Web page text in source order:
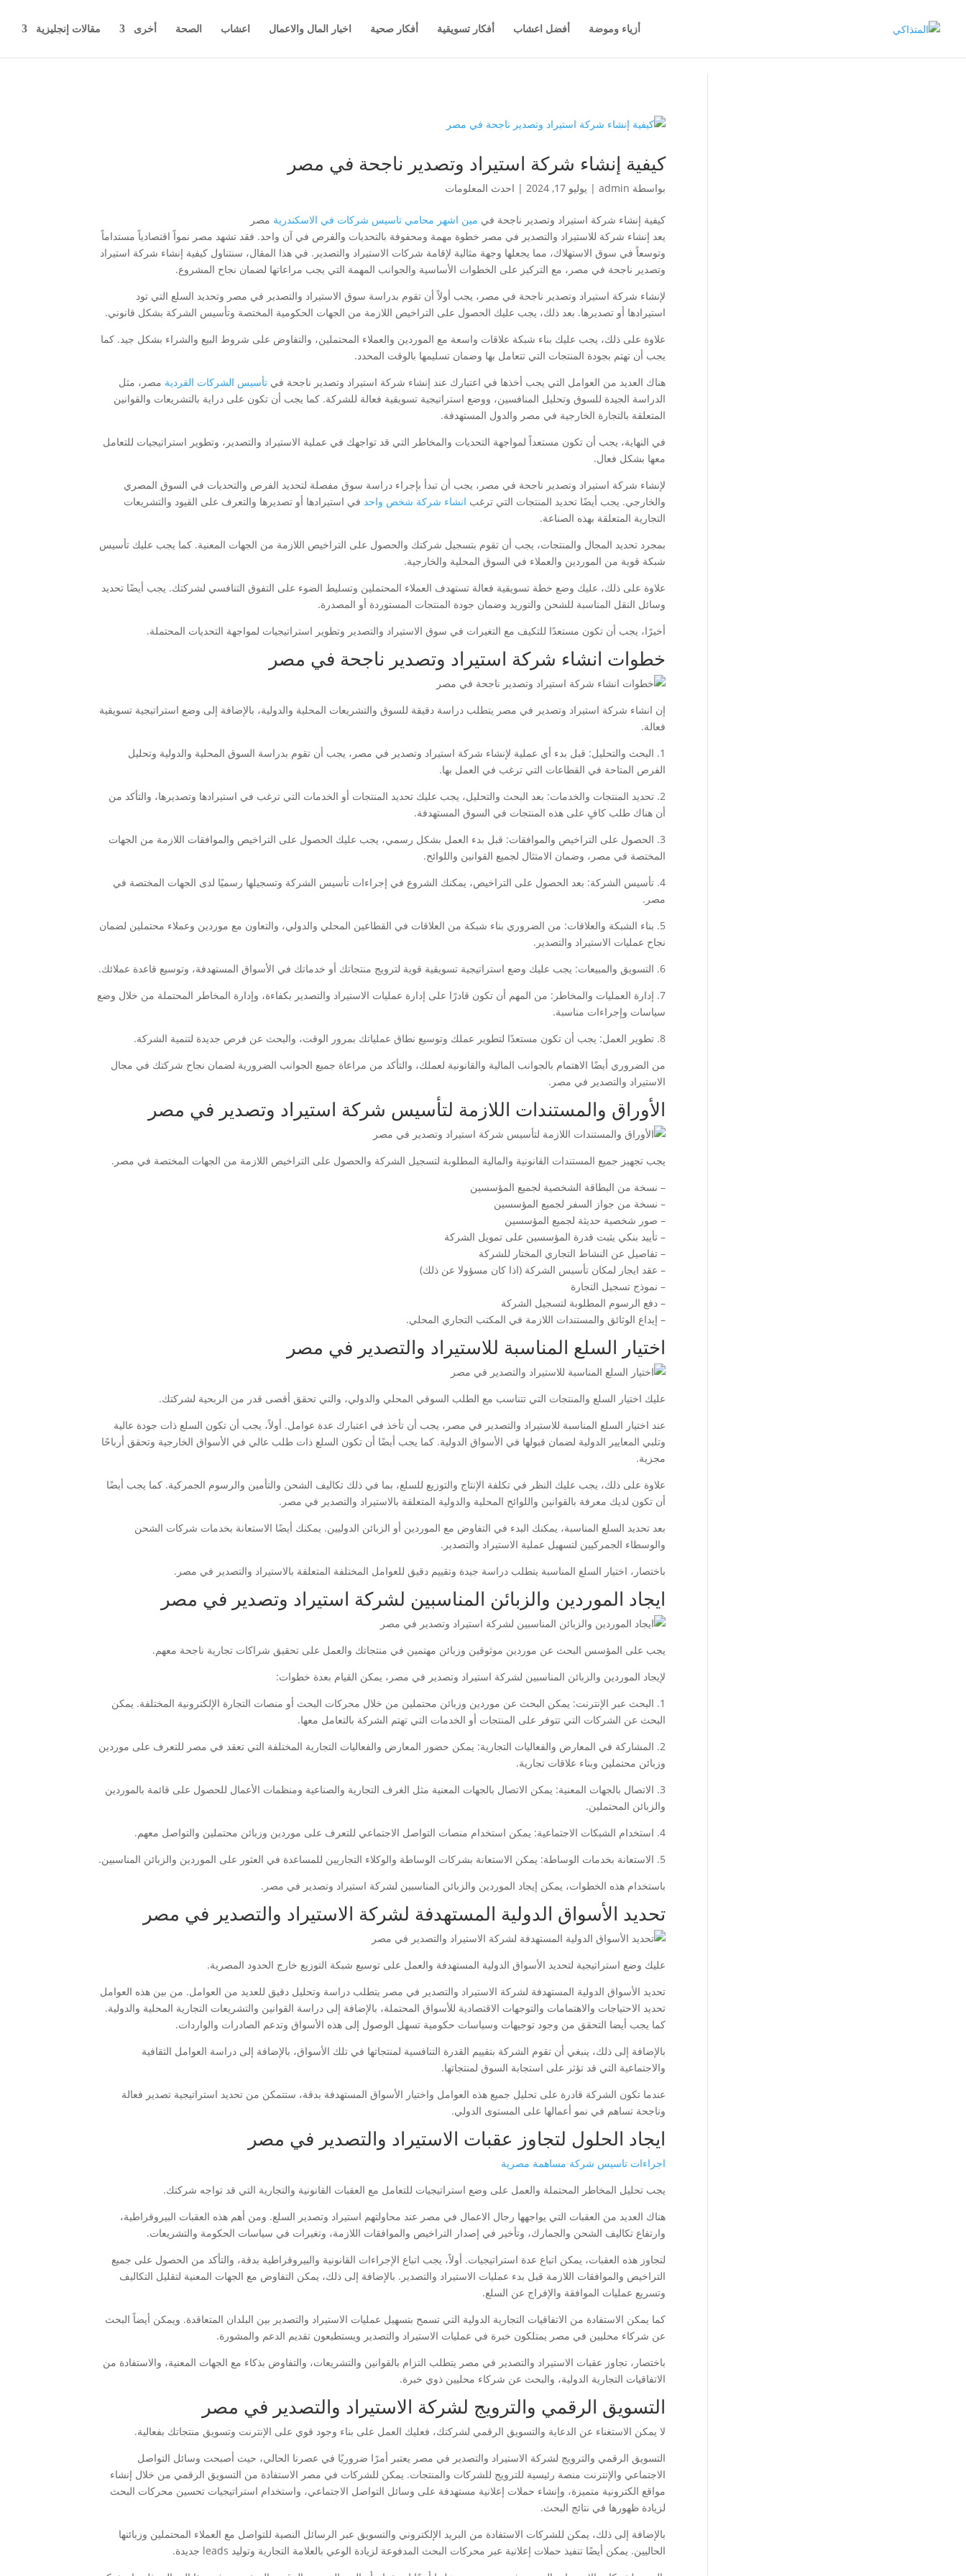
أزياء وموضة أفضل اعشاب أفكار تسويقية أفكار صحية اخبار المال والاعمال اعشاب الصحة أخرى مقالات إنجليزية
كيفية إنشاء شركة استيراد وتصدير ناجحة في مصر
بواسطة admin
| يوليو 17, 2024 | احدث المعلومات
كيفية إنشاء شركة استيراد وتصدير ناجحة في مين اشهر محامي تاسيس شركات في الاسكندرية مصر
يعد إنشاء شركة للاستيراد والتصدير في مصر خطوة مهمة ومحفوفة بالتحديات والفرص في آن واحد. فقد تشهد مصر نمواً اقتصادياً مستداماً
وتوسعاً في سوق الاستهلاك، مما يجعلها وجهة مثالية لإقامة شركات الاستيراد والتصدير. في هذا المقال، سنتناول كيفية إنشاء شركة استيراد
وتصدير ناجحة في مصر، مع التركيز على الخطوات الأساسية والجوانب المهمة التي يجب مراعاتها لضمان نجاح المشروع.
لإنشاء شركة استيراد وتصدير ناجحة في مصر، يجب أولاً أن تقوم بدراسة سوق الاستيراد والتصدير في مصر وتحديد السلع التي تود
استيرادها أو تصديرها. بعد ذلك، يجب عليك الحصول على التراخيص اللازمة من الجهات الحكومية المختصة وتأسيس الشركة بشكل قانوني.
علاوة على ذلك، يجب عليك بناء شبكة علاقات واسعة مع الموردين والعملاء المحتملين، والتفاوض على شروط البيع والشراء بشكل جيد. كما
يجب أن تهتم بجودة المنتجات التي تتعامل بها وضمان تسليمها بالوقت المحدد.
هناك العديد من العوامل التي يجب أخذها في اعتبارك عند إنشاء شركة استيراد وتصدير ناجحة في تأسيس الشركات الفردية مصر، مثل
الدراسة الجيدة للسوق وتحليل المنافسين، ووضع استراتيجية تسويقية فعالة للشركة. كما يجب أن تكون على دراية بالتشريعات والقوانين
المتعلقة بالتجارة الخارجية في مصر والدول المستهدفة.
في النهاية، يجب أن تكون مستعداً لمواجهة التحديات والمخاطر التي قد تواجهك في عملية الاستيراد والتصدير، وتطوير استراتيجيات للتعامل
معها بشكل فعال.
لإنشاء شركة استيراد وتصدير ناجحة في مصر، يجب أن تبدأ بإجراء دراسة سوق مفصلة لتحديد الفرص والتحديات في السوق المصري
والخارجي. يجب أيضًا تحديد المنتجات التي ترغب انشاء شركة شخص واحدفي استيرادها أو تصديرها والتعرف على القيود والتشريعات
التجارية المتعلقة بهذه الصناعة.
بمجرد تحديد المجال والمنتجات، يجب أن تقوم بتسجيل شركتك والحصول على التراخيص اللازمة من الجهات المعنية. كما يجب عليك تأسيس
شبكة قوية من الموردين والعملاء في السوق المحلية والخارجية.
علاوة على ذلك، عليك وضع خطة تسويقية فعالة تستهدف العملاء المحتملين وتسليط الضوء على التفوق التنافسي لشركتك. يجب أيضًا تحديد
وسائل النقل المناسبة للشحن والتوريد وضمان جودة المنتجات المستوردة أو المصدرة.
أخيرًا، يجب أن تكون مستعدًا للتكيف مع التغيرات في سوق الاستيراد والتصدير وتطوير استراتيجيات لمواجهة التحديات المحتملة.
خطوات انشاء شركة استيراد وتصدير ناجحة في مصر
إن انشاء شركة استيراد وتصدير في مصر يتطلب دراسة دقيقة للسوق والتشريعات المحلية والدولية، بالإضافة إلى وضع استراتيجية تسويقية
فعالة.
1. البحث والتحليل: قبل بدء أي عملية لإنشاء شركة استيراد وتصدير في مصر، يجب أن تقوم بدراسة السوق المحلية والدولية وتحليل
الفرص المتاحة في القطاعات التي ترغب في العمل بها.
2. تحديد المنتجات والخدمات: بعد البحث والتحليل، يجب عليك تحديد المنتجات أو الخدمات التي ترغب في استيرادها وتصديرها، والتأكد من
أن هناك طلب كافٍ على هذه المنتجات في السوق المستهدفة.
3. الحصول على التراخيص والموافقات: قبل بدء العمل بشكل رسمي، يجب عليك الحصول على التراخيص والموافقات اللازمة من الجهات
المختصة في مصر، وضمان الامتثال لجميع القوانين واللوائح.
4. تأسيس الشركة: بعد الحصول على التراخيص، يمكنك الشروع في إجراءات تأسيس الشركة وتسجيلها رسميًا لدى الجهات المختصة في
مصر.
5. بناء الشبكة والعلاقات: من الضروري بناء شبكة من العلاقات في القطاعين المحلي والدولي، والتعاون مع موردين وعملاء محتملين لضمان
نجاح عمليات الاستيراد والتصدير.
6. التسويق والمبيعات: يجب عليك وضع استراتيجية تسويقية قوية لترويج منتجاتك أو خدماتك في الأسواق المستهدفة، وتوسيع قاعدة عملائك.
7. إدارة العمليات والمخاطر: من المهم أن تكون قادرًا على إدارة عمليات الاستيراد والتصدير بكفاءة، وإدارة المخاطر المحتملة من خلال وضع
سياسات وإجراءات مناسبة.
8. تطوير العمل: يجب أن تكون مستعدًا لتطوير عملك وتوسيع نطاق عملياتك بمرور الوقت، والبحث عن فرص جديدة لتنمية الشركة.
من الضروري أيضًا الاهتمام بالجوانب المالية والقانونية لعملك، والتأكد من مراعاة جميع الجوانب الضرورية لضمان نجاح شركتك في مجال
الاستيراد والتصدير في مصر.
الأوراق والمستندات اللازمة لتأسيس شركة استيراد وتصدير في مصر
يجب تجهيز جميع المستندات القانونية والمالية المطلوبة لتسجيل الشركة والحصول على التراخيص اللازمة من الجهات المختصة في مصر.
– نسخة من البطاقة الشخصية لجميع المؤسسين
– نسخة من جواز السفر لجميع المؤسسين
– صور شخصية حديثة لجميع المؤسسين
– تأييد بنكي يثبت قدرة المؤسسين على تمويل الشركة
– تفاصيل عن النشاط التجاري المختار للشركة
– عقد ايجار لمكان تأسيس الشركة (اذا كان مسؤولا عن ذلك)
– نموذج تسجيل التجارة
– دفع الرسوم المطلوبة لتسجيل الشركة
– إيداع الوثائق والمستندات اللازمة في المكتب التجاري المحلي.
اختيار السلع المناسبة للاستيراد والتصدير في مصر
عليك اختيار السلع والمنتجات التي تتناسب مع الطلب السوقي المحلي والدولي، والتي تحقق أقصى قدر من الربحية لشركتك.
عند اختيار السلع المناسبة للاستيراد والتصدير في مصر، يجب أن تأخذ في اعتبارك عدة عوامل. أولاً، يجب أن تكون السلع ذات جودة عالية
وتلبي المعايير الدولية لضمان قبولها في الأسواق الدولية. كما يجب أيضًا أن تكون السلع ذات طلب عالي في الأسواق الخارجية وتحقق أرباحًا
مجزية.
علاوة على ذلك، يجب عليك النظر في تكلفة الإنتاج والتوزيع للسلع، بما في ذلك تكاليف الشحن والتأمين والرسوم الجمركية. كما يجب أيضًا
أن تكون لديك معرفة بالقوانين واللوائح المحلية والدولية المتعلقة بالاستيراد والتصدير في مصر.
بعد تحديد السلع المناسبة، يمكنك البدء في التفاوض مع الموردين أو الزبائن الدوليين. يمكنك أيضًا الاستعانة بخدمات شركات الشحن
والوسطاء الجمركيين لتسهيل عملية الاستيراد والتصدير.
باختصار، اختيار السلع المناسبة يتطلب دراسة جيدة وتقييم دقيق للعوامل المختلفة المتعلقة بالاستيراد والتصدير في مصر.
ايجاد الموردين والزبائن المناسبين لشركة استيراد وتصدير في مصر
يجب على المؤسس البحث عن موردين موثوقين وزبائن مهتمين في منتجاتك والعمل على تحقيق شراكات تجارية ناجحة معهم.
لإيجاد الموردين والزبائن المناسبين لشركة استيراد وتصدير في مصر، يمكن القيام بعدة خطوات:
1. البحث عبر الإنترنت: يمكن البحث عن موردين وزبائن محتملين من خلال محركات البحث أو منصات التجارة الإلكترونية المختلفة. يمكن
البحث عن الشركات التي تتوفر على المنتجات أو الخدمات التي تهتم الشركة بالتعامل معها.
2. المشاركة في المعارض والفعاليات التجارية: يمكن حضور المعارض والفعاليات التجارية المختلفة التي تعقد في مصر للتعرف على موردين
وزبائن محتملين وبناء علاقات تجارية.
3. الاتصال بالجهات المعنية: يمكن الاتصال بالجهات المعنية مثل الغرف التجارية والصناعية ومنظمات الأعمال للحصول على قائمة بالموردين
والزبائن المحتملين.
4. استخدام الشبكات الاجتماعية: يمكن استخدام منصات التواصل الاجتماعي للتعرف على موردين وزبائن محتملين والتواصل معهم.
5. الاستعانة بخدمات الوساطة: يمكن الاستعانة بشركات الوساطة والوكلاء التجاريين للمساعدة في العثور على الموردين والزبائن المناسبين.
باستخدام هذه الخطوات، يمكن إيجاد الموردين والزبائن المناسبين لشركة استيراد وتصدير في مصر.
تحديد الأسواق الدولية المستهدفة لشركة الاستيراد والتصدير في مصر
عليك وضع استراتيجية لتحديد الأسواق الدولية المستهدفة والعمل على توسيع شبكة التوزيع خارج الحدود المصرية.
تحديد الأسواق الدولية المستهدفة لشركة الاستيراد والتصدير في مصر يتطلب دراسة وتحليل دقيق للعديد من العوامل. من بين هذه العوامل
تحديد الاحتياجات والاهتمامات والتوجهات الاقتصادية للأسواق المحتملة، بالإضافة إلى دراسة القوانين والتشريعات التجارية المحلية والدولية.
كما يجب أيضا التحقق من وجود توجيهات وسياسات حكومية تسهل الوصول إلى هذه الأسواق وتدعم الصادرات والواردات.
بالإضافة إلى ذلك، ينبغي أن تقوم الشركة بتقييم القدرة التنافسية لمنتجاتها في تلك الأسواق، بالإضافة إلى دراسة العوامل الثقافية
والاجتماعية التي قد تؤثر على استجابة السوق لمنتجاتها.
عندما تكون الشركة قادرة على تحليل جميع هذه العوامل واختيار الأسواق المستهدفة بدقة، ستتمكن من تحديد استراتيجية تصدير فعالة
وناجحة تساهم في نمو أعمالها على المستوى الدولي.
ايجاد الحلول لتجاوز عقبات الاستيراد والتصدير في مصر
اجراءات تاسيس شركة مساهمة مصرية
يجب تحليل المخاطر المحتملة والعمل على وضع استراتيجيات للتعامل مع العقبات القانونية والتجارية التي قد تواجه شركتك.
هناك العديد من العقبات التي يواجهها رجال الاعمال في مصر عند محاولتهم استيراد وتصدير السلع. ومن أهم هذه العقبات البيروقراطية،
وارتفاع تكاليف الشحن والجمارك، وتأخير في إصدار التراخيص والموافقات اللازمة، وتغيرات في سياسات الحكومة والتشريعات.
لتجاوز هذه العقبات، يمكن اتباع عدة استراتيجيات. أولاً، يجب اتباع الإجراءات القانونية والبيروقراطية بدقة، والتأكد من الحصول على جميع
التراخيص والموافقات اللازمة قبل بدء عمليات الاستيراد والتصدير. بالإضافة إلى ذلك، يمكن التفاوض مع الجهات المعنية لتقليل التكاليف
وتسريع عمليات الموافقة والإفراج عن السلع.
كما يمكن الاستفادة من الاتفاقيات التجارية الدولية التي تسمح بتسهيل عمليات الاستيراد والتصدير بين البلدان المتعاقدة. ويمكن أيضاً البحث
عن شركاء محليين في مصر يمتلكون خبرة في عمليات الاستيراد والتصدير ويستطيعون تقديم الدعم والمشورة.
باختصار، تجاوز عقبات الاستيراد والتصدير في مصر يتطلب التزام بالقوانين والتشريعات، والتفاوض بذكاء مع الجهات المعنية، والاستفادة من
الاتفاقيات التجارية الدولية، والبحث عن شركاء محليين ذوي خبرة.
التسويق الرقمي والترويج لشركة الاستيراد والتصدير في مصر
لا يمكن الاستغناء عن الدعاية والتسويق الرقمي لشركتك، فعليك العمل على بناء وجود قوي على الإنترنت وتسويق منتجاتك بفعالية.
التسويق الرقمي والترويج لشركة الاستيراد والتصدير في مصر يعتبر أمرًا ضروريًا في عصرنا الحالي، حيث أصبحت وسائل التواصل
الاجتماعي والإنترنت منصة رئيسية للترويج للشركات والمنتجات. يمكن للشركات في مصر الاستفادة من التسويق الرقمي من خلال إنشاء
مواقع الكترونية متميزة، وإنشاء حملات إعلانية مستهدفة على وسائل التواصل الاجتماعي، واستخدام استراتيجيات تحسين محركات البحث
لزيادة ظهورها في نتائج البحث.
بالإضافة إلى ذلك، يمكن للشركات الاستفادة من البريد الإلكتروني والتسويق عبر الرسائل النصية للتواصل مع العملاء المحتملين وزبائنها
الحاليين. يمكن أيضًا تنفيذ حملات إعلانية عبر محركات البحث المدفوعة لزيادة الوعي بالعلامة التجارية وتوليد leads جديدة.